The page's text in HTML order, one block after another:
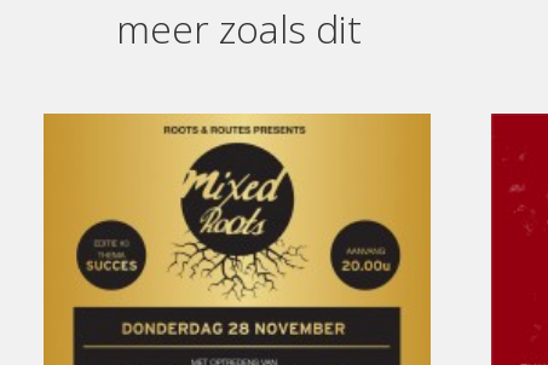
meer zoals dit